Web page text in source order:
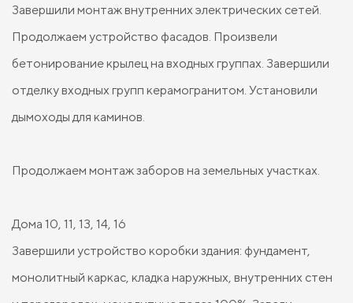
Завершили монтаж внутренних электрических сетей.
Продолжаем устройство фасадов. Произвели
бетонирование крылец на входных группах. Завершили
отделку входных групп керамогранитом. Установили
дымоходы для каминов.
Продолжаем монтаж заборов на земельных участках.
Дома 10, 11, 13, 14, 16
Завершили устройство коробки здания: фундамент,
монолитный каркас, кладка наружных, внутренних стен